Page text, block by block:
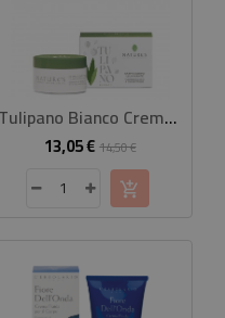
Tulipano Bianco Crema Corpo Illuminante 100 Ml
13,05 €Prezzo
base
14,50 €Prezzo